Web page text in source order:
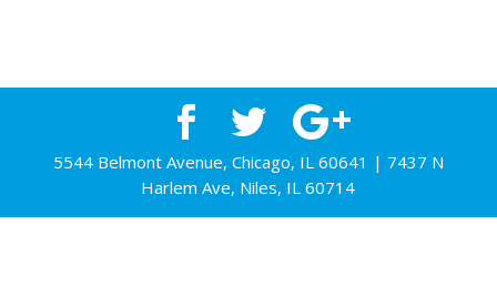
5544 Belmont Avenue, Chicago, IL 60641 | 7437 N
Harlem Ave, Niles, IL 60714